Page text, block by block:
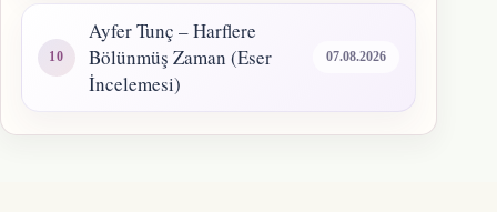
Ayfer Tunç – Harflere
Bölünmüş Zaman (Eser
İncelemesi)
07.08.2026